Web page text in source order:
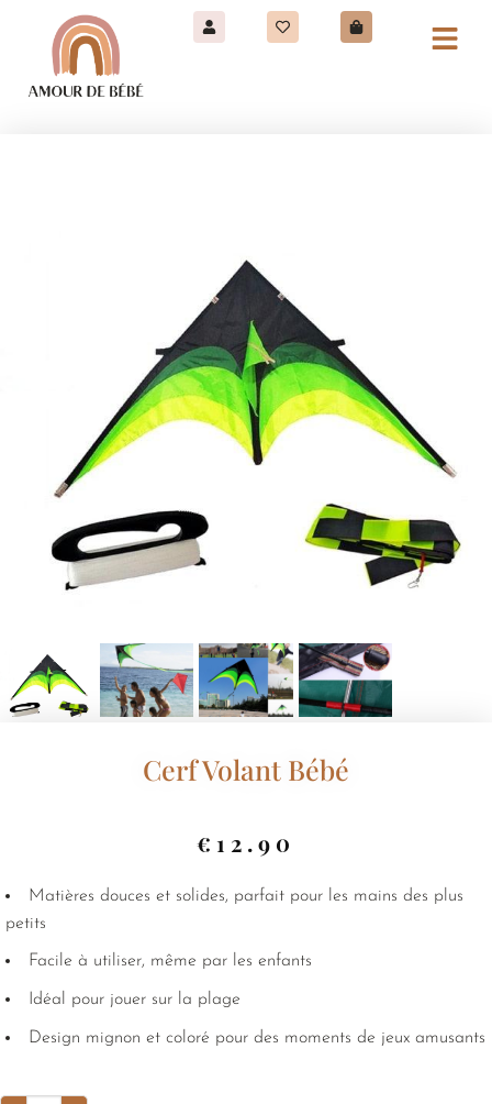
Cerf Volant Bébé
€ 12.90
Matières douces et solides, parfait pour les mains des plus
petits
Facile à utiliser, même par les enfants
Idéal pour jouer sur la plage
Design mignon et coloré pour des moments de jeux amusants